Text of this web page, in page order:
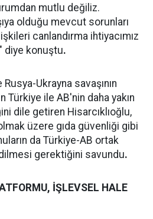
mutlu değiliz.
olduğu mevcut sorunları
canlandırma ihtiyacımız
diye konuştu.
Ukrayna savaşının
Türkiye ile AB'nin daha yakın
dile getiren Hisarcıklıoğlu,
üzere gıda güvenliği gibi
da Türkiye-AB ortak
gerektiğini savundu.
İŞLEVSEL HALE